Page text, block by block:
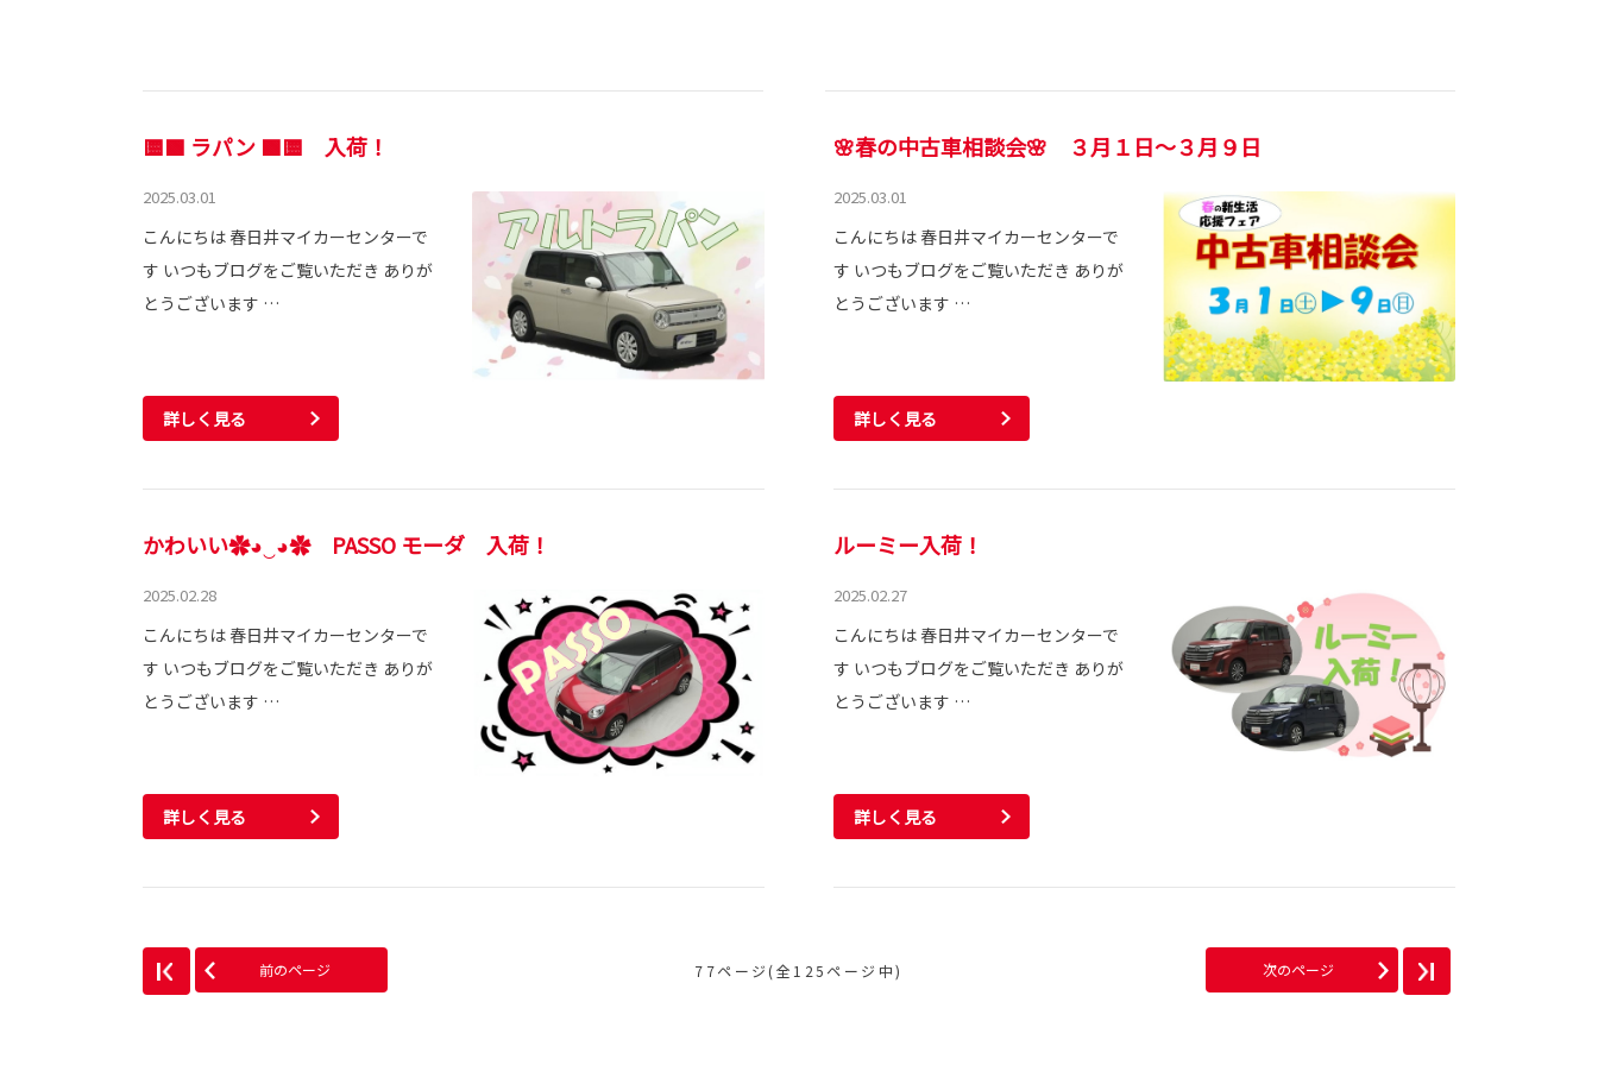
🟨🟩 ラパン 🟩🟨 入荷！
2025.03.01
こんにちは 春日井マイカーセンターで
す いつもブログをご覧いただき ありが
とうございます …
詳しく見る
🌸春の中古車相談会🌸 ３月１日～３月９日
2025.03.01
こんにちは 春日井マイカーセンターで
す いつもブログをご覧いただき ありが
とうございます …
詳しく見る
かわいい✿◕‿◕✿ PASSO モーダ 入荷！
2025.02.28
こんにちは 春日井マイカーセンターで
す いつもブログをご覧いただき ありが
とうございます …
詳しく見る
ルーミー入荷！
2025.02.27
こんにちは 春日井マイカーセンターで
す いつもブログをご覧いただき ありが
とうございます …
詳しく見る
前のページ 77ページ(全125ページ中) 次のページ